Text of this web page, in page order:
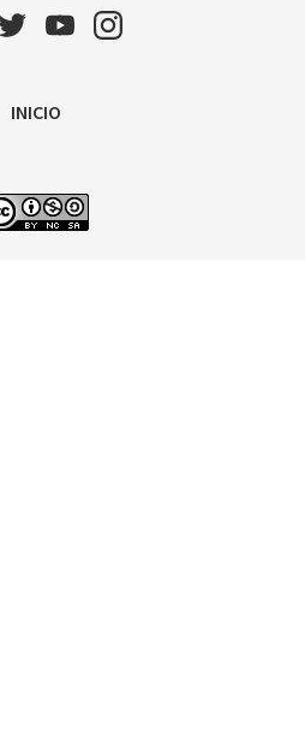
INICIO